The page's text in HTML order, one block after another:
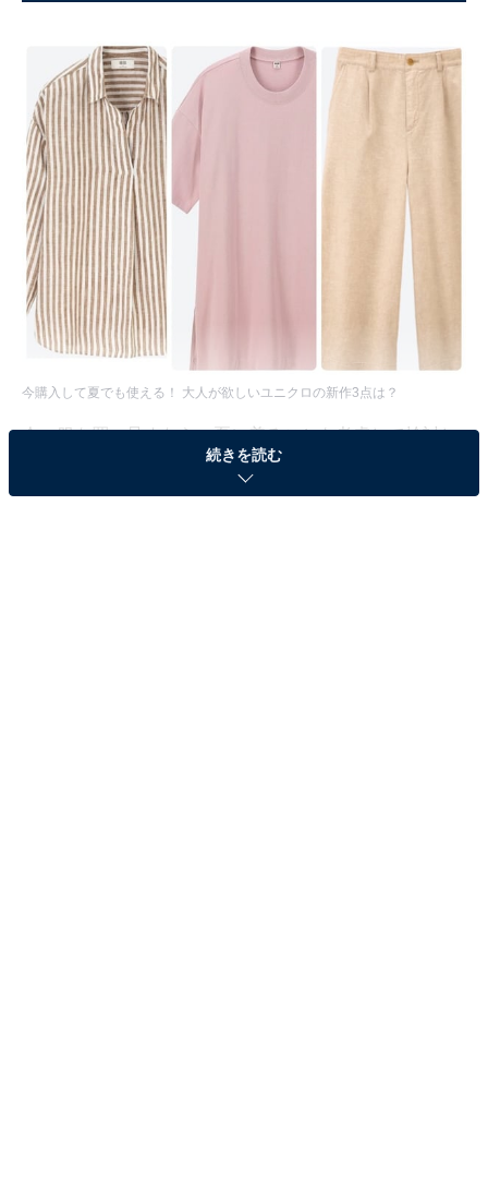
今購入して夏でも使える！ 大人が欲しいユニクロの新作3点は？
今、服を買い足すなら、夏に着ることも考慮して検討し
たいですよね。今回ご紹介するユニクロの新作3点は、
今買って夏まで着られる優秀アイテムばかり。アラフォ
続きを読む